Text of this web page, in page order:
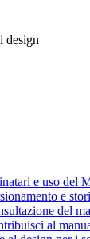
design
e uso del
e
del
al